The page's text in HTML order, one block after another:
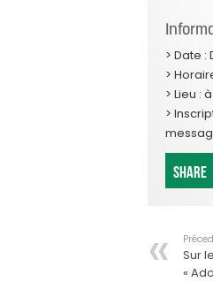
> Date :
>
> Lieu :
>
Share
Sur
«